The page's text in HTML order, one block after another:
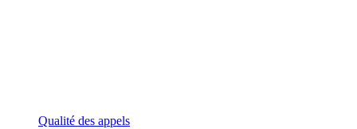
Qualité des appels